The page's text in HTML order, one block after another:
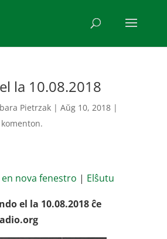
la 10.08.2018
Pietrzak| Aŭg 10, 2018|
nova fenestro | Elŝutu
el la 10.08.2018 ĉe